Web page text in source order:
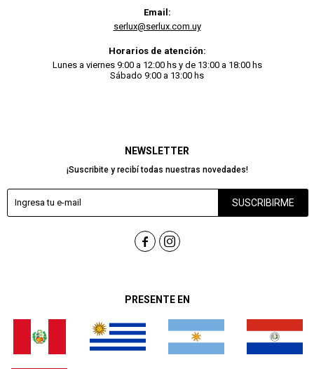
PRESENTE EN
NEWSLETTER
¡Suscribite y recibí todas nuestras novedades!
SUSCRIBIRME
 
Email:
serlux@serlux.com.uy
Horarios de atención:
Lunes a viernes 9:00 a 12:00 hs y de 13:00 a 18:00 hs
Sábado 9:00 a 13:00 hs